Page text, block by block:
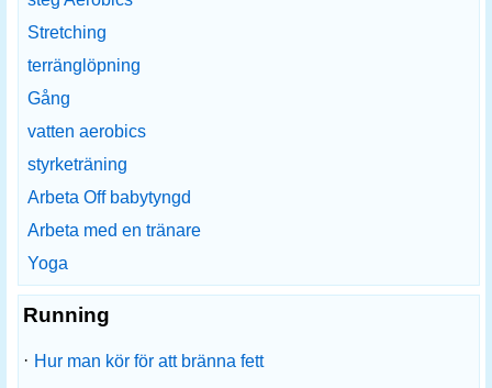
Stretching
terränglöpning
Gång
vatten aerobics
styrketräning
Arbeta Off babytyngd
Arbeta med en tränare
Yoga
Running
· Hur man kör för att bränna fett